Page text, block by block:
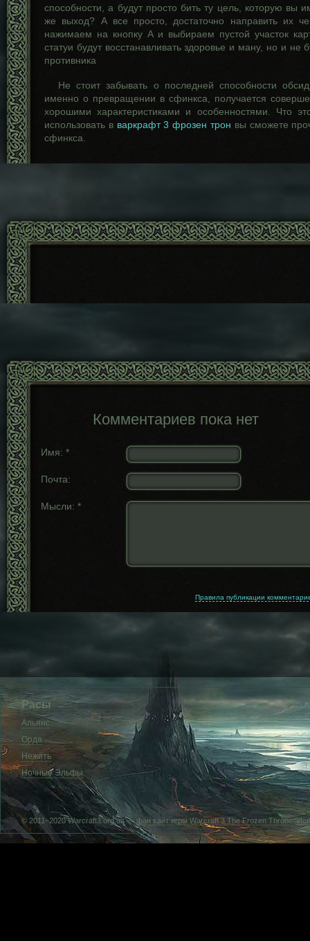
способности, а будут просто бить ту цель, которую вы
же выход? А все просто, достаточно направить их
нажимаем на кнопку A и выбираем пустой участок
статуи будут восстанавливать здоровье и ману, но и не
противника
Не стоит забывать о последней способности
именно о превращении в сфинкса, получается
хорошими характеристиками и особенностями. Что
использовать в варкрафт 3 фрозен трон вы сможете
сфинкса.
Комментариев пока нет
Имя: *
Почта:
Мысли: *
Правила публикации
Расы
Альянс
Орда
Нежить
Ночные Эльфы
© 2011–2020 Warcraft3.org.ua —фан сайт игры Warcraft 3 The Frozen Throne.